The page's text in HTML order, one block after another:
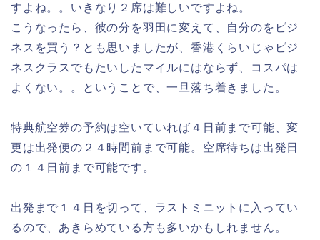
すよね。。いきなり２席は難しいですよね。
こうなったら、彼の分を羽田に変えて、自分のをビジ
ネスを買う？とも思いましたが、香港くらいじゃビジ
ネスクラスでもたいしたマイルにはならず、コスパは
よくない。。ということで、一旦落ち着きました。
特典航空券の予約は空いていれば４日前まで可能、変
更は出発便の２４時間前まで可能。空席待ちは出発日
の１４日前まで可能です。
出発まで１４日を切って、ラストミニットに入ってい
るので、あきらめている方も多いかもしれません。